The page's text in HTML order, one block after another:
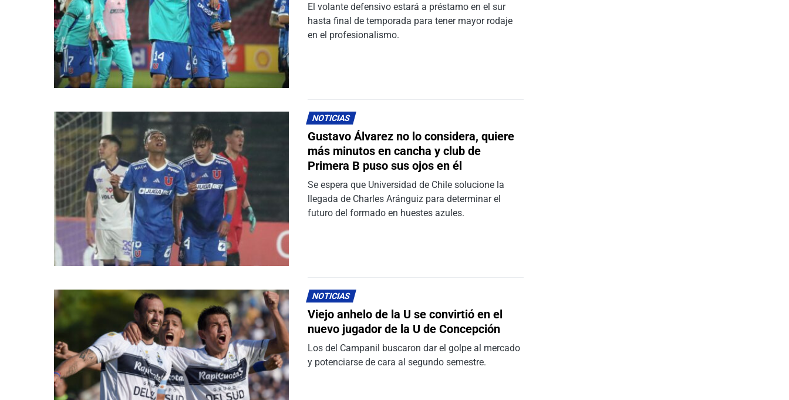
El volante defensivo estará a préstamo en el sur
hasta final de temporada para tener mayor rodaje
en el profesionalismo.
NOTICIAS
Gustavo Álvarez no lo considera, quiere
más minutos en cancha y club de
Primera B puso sus ojos en él
Se espera que Universidad de Chile solucione la
llegada de Charles Aránguiz para determinar el
futuro del formado en huestes azules.
NOTICIAS
Viejo anhelo de la U se convirtió en el
nuevo jugador de la U de Concepción
Los del Campanil buscaron dar el golpe al mercado
y potenciarse de cara al segundo semestre.